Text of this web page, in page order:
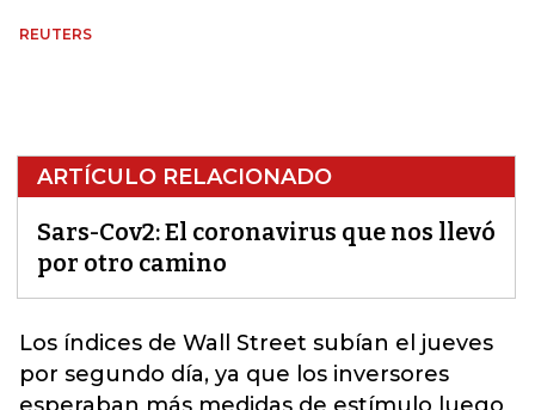
REUTERS
ARTÍCULO RELACIONADO
Sars-Cov2: El coronavirus que nos llevó
por otro camino
Los índices de Wall Street subían el jueves
por segundo día, ya que los inversores